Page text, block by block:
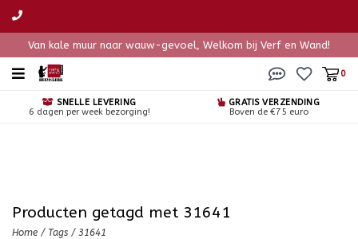
Van kale muur naar wauw-gevoel, Welkom bij Verf en Wand!
0
SNELLE LEVERING
6 dagen per week bezorging!
GRATIS VERZENDING
Boven de €75 euro
Producten getagd met 31641
Home / Tags / 31641